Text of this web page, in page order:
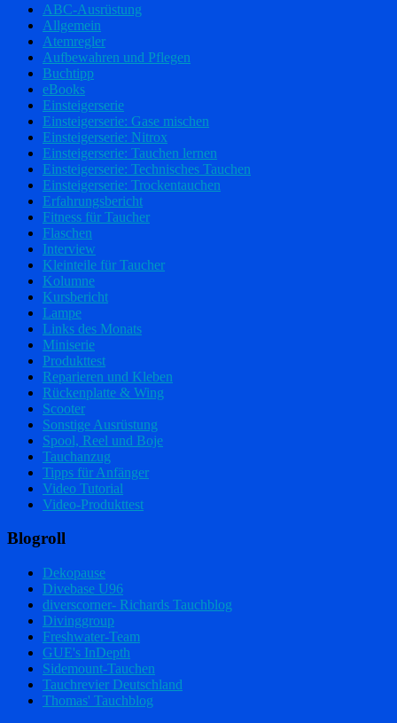
ABC-Ausrüstung
Allgemein
Atemregler
Aufbewahren und Pflegen
Buchtipp
eBooks
Einsteigerserie
Einsteigerserie: Gase mischen
Einsteigerserie: Nitrox
Einsteigerserie: Tauchen lernen
Einsteigerserie: Technisches Tauchen
Einsteigerserie: Trockentauchen
Erfahrungsbericht
Fitness für Taucher
Flaschen
Interview
Kleinteile für Taucher
Kolumne
Kursbericht
Lampe
Links des Monats
Miniserie
Produkttest
Reparieren und Kleben
Rückenplatte & Wing
Scooter
Sonstige Ausrüstung
Spool, Reel und Boje
Tauchanzug
Tipps für Anfänger
Video Tutorial
Video-Produkttest
Blogroll
Dekopause
Divebase U96
diverscorner- Richards Tauchblog
Divinggroup
Freshwater-Team
GUE's InDepth
Sidemount-Tauchen
Tauchrevier Deutschland
Thomas' Tauchblog